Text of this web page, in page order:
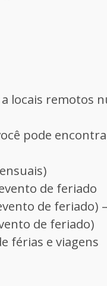
locais remotos
pode
de feriado
de feriado)
de feriado)
férias e viagens